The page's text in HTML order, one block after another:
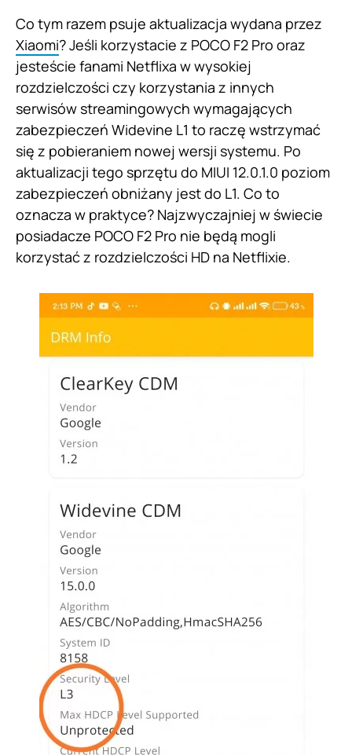
Co tym razem psuje aktualizacja wydana przez
Xiaomi? Jeśli korzystacie z POCO F2 Pro oraz
jesteście fanami Netflixa w wysokiej
rozdzielczości czy korzystania z innych
serwisów streamingowych wymagających
zabezpieczeń Widevine L1 to raczę wstrzymać
się z pobieraniem nowej wersji systemu. Po
aktualizacji tego sprzętu do MIUI 12.0.1.0 poziom
zabezpieczeń obniżany jest do L1. Co to
oznacza w praktyce? Najzwyczajniej w świecie
posiadacze POCO F2 Pro nie będą mogli
korzystać z rozdzielczości HD na Netflixie.